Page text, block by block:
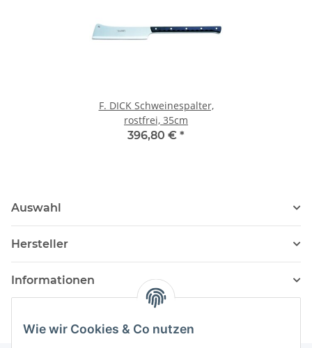
Wie wir Cookies & Co nutzen
F. DICK Schweinespalter,
rostfrei, 35cm
396,80 € *
Auswahl
Hersteller
Informationen